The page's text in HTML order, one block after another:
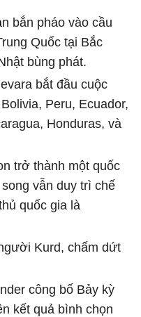
bắn pháo vào cầu
Quốc tại Bắc
bùng phát.
bắt đầu cuộc
Peru, Ecuador,
Honduras, và
trở thành một quốc
vẫn duy trì chế
quốc gia là
Kurd, chấm dứt
công bố Bảy kỳ
kết quả bình chọn